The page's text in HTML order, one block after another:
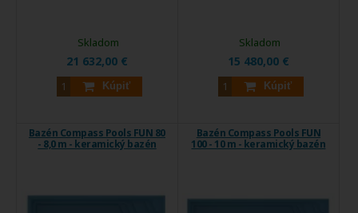
21 632,00 €
Kúpiť
Skladom
15 480,00 €
Kúpiť
Skladom
Bazén Compass Pools FUN 80
- 8,0 m - keramický bazén
Bazén Compass Pools FUN
100 - 10 m - keramický bazén